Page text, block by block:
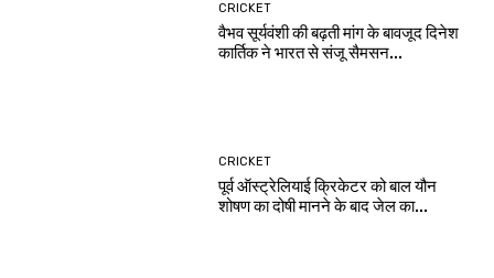
CRICKET
वैभव सूर्यवंशी की बढ़ती मांग के बावजूद दिनेश
कार्तिक ने भारत से संजू सैमसन...
CRICKET
पूर्व ऑस्ट्रेलियाई क्रिकेटर को बाल यौन
शोषण का दोषी मानने के बाद जेल का...